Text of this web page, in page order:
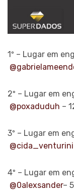
1º – Lugar em
2º – Lugar em
@poxaduduh –
3º – Lugar em
@cida_venturini
4º – Lugar em
@0alexsander–